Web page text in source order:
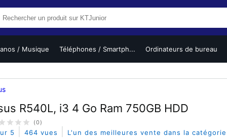
/ Musique Téléphones / Smartph... Ordinateurs de bureau
R540L, i3 4 Go Ram 750GB HDD
(0)
5 464 vues L'un des meilleures vente dans la